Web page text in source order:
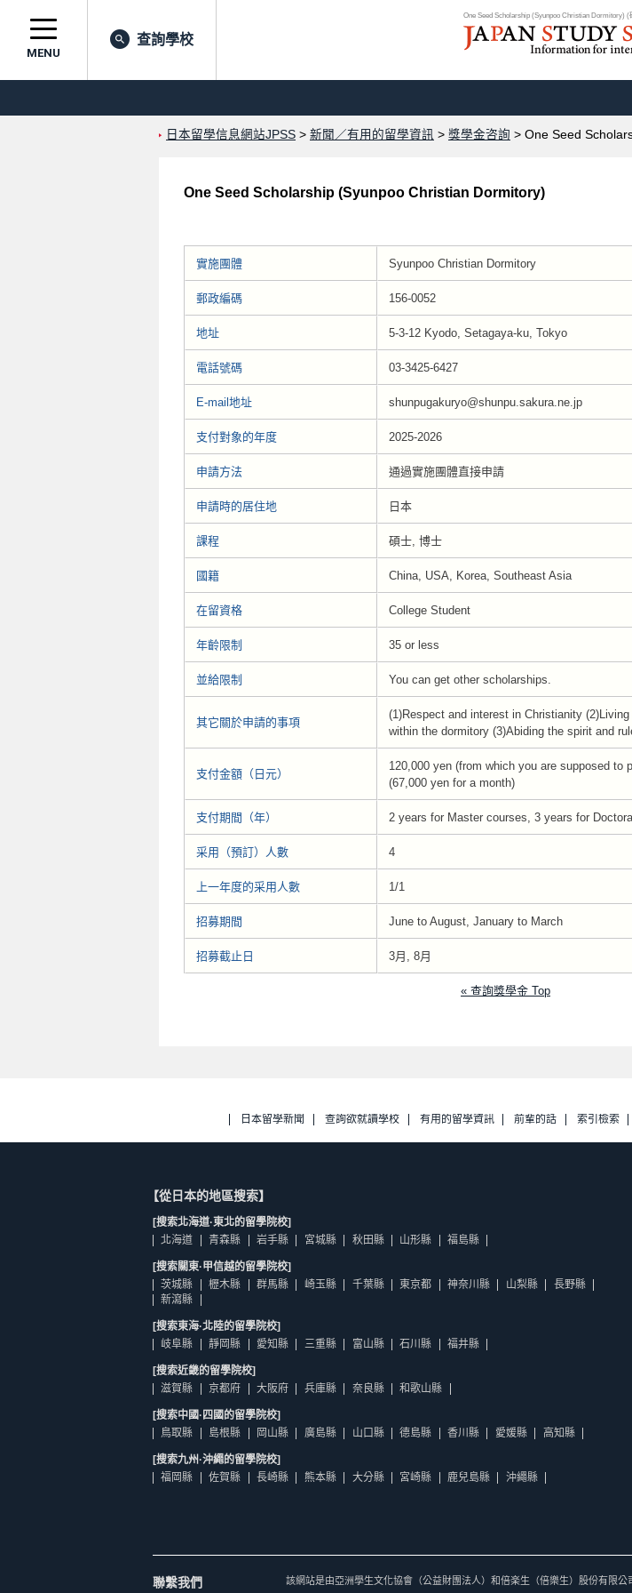
One Seed Scholarship (Syunpoo Christian Dormitory)
MENU
查詢學校
日本留學信息網站JPSS > 新聞／有用的留學資訊 > 獎學金咨詢 > One Seed
One Seed Scholarship (Syunpoo Christian Dormitory)
實施團體 Syunpoo Christian Dormitory
郵政編碼 156-0052
地址 5-3-12 Kyodo, Setagaya-ku, Tokyo
電話號碼 03-3425-6427
E-mail地址 shunpugakuryo@shunpu.sakura.ne.jp
支付對象的年度 2025-2026
申請方法 通過實施團體直接申請
申請時的居住地 日本
課程 碩士, 博士
國籍 China, USA, Korea, Southeast Asia
在留資格 College Student
年齡限制 35 or less
並給限制 You can get other scholarships.
其它關於申請的事項
(1)Respect and interest in Christianity
within the dormitory (3)Abiding the spirit and
支付金額（日元）
120,000 yen (from which you are supposed to
(67,000 yen for a month)
支付期間（年） 2 years for Master courses, 3 years for
采用（預訂）人數 4
上一年度的采用人數 1/1
招募期間 June to August, January to March
招募截止日 3月, 8月
« 查詢獎學金 Top
日本留學新聞 查詢欲就讀學校 有用的留學資訊 前輩的話 索引檢索
【從日本的地區搜索】
[搜索北海道·東北的留學院校]
北海道
青森縣 岩手縣 宮城縣 秋田縣 山形縣 福島縣
[搜索關東·甲信越的留學院校]
茨城縣
櫪木縣 群馬縣 崎玉縣 千葉縣 東京都 神奈川縣 山梨縣
長野縣
新瀉縣
[搜索東海·北陸的留學院校]
岐阜縣
靜岡縣 愛知縣 三重縣 富山縣 石川縣 福井縣
[搜索近畿的留學院校]
滋賀縣
京都府 大阪府 兵庫縣 奈良縣 和歌山縣
[搜索中國·四國的留學院校]
鳥取縣
島根縣 岡山縣 廣島縣 山口縣 德島縣 香川縣 愛媛縣 高知縣
[搜索九州·沖繩的留學院校]
福岡縣
佐賀縣 長崎縣 熊本縣 大分縣 宮崎縣 鹿兒島縣 沖繩縣
聯繫我們 該網站是由亞洲學生文化協會（公益財團法人）和倍楽生（倍樂生）股份有限公